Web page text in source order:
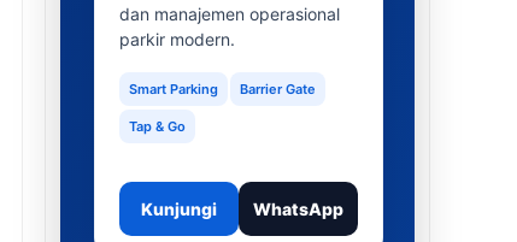
dan manajemen operasional
parkir modern.
Smart Parking Barrier Gate
Tap & Go
Kunjungi WhatsApp